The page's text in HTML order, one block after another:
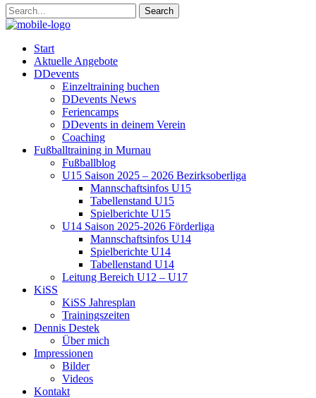
Start
Aktuelle Angebote
DDevents
Einzeltraining buchen
DDevents News
Feriencamps
DDevents in deinem Verein
Coaching
Fußballtraining in Murnau
Fußballblog
U15 Saison 2025 – 2026 Bezirksoberliga
Mannschaftsinfos U15
Tabellenstand U15
Spielberichte U15
U14 Saison 2025-2026 Förderliga
Mannschaftsinfos U14
Spielberichte U14
Tabellenstand U14
Leitung Bereich U12 – U17
KiSS
KiSS Jahresplan
Trainingszeiten
Dennis Destek
Über mich
Impressionen
Bilder
Videos
Kontakt